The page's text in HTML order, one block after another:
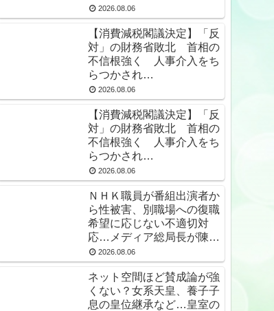
2026.08.06
【消費減税閣議決定】「反
対」の財務省敗北 首相の
不信根強く 人事介入をち
らつかされ…
2026.08.06
【消費減税閣議決定】「反
対」の財務省敗北 首相の
不信根強く 人事介入をち
らつかされ…
2026.08.06
ＮＨＫ職員が番組出演者か
ら性被害、別職場への復職
希望に応じない不適切対
応…メディア総局長が陳謝
🙇‍♂2026.08.06
ネット空間ほど賛成論が強
くない？女系天皇、養子子
息の皇位継承など…皇室の